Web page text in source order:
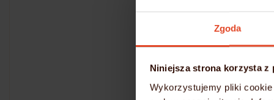
Zgoda
Niniejsza strona korzysta z
Wykorzystujemy pliki